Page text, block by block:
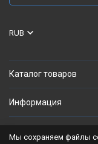
RUB
Каталог товаров
Информация
Политика
Мы сохраняем файлы